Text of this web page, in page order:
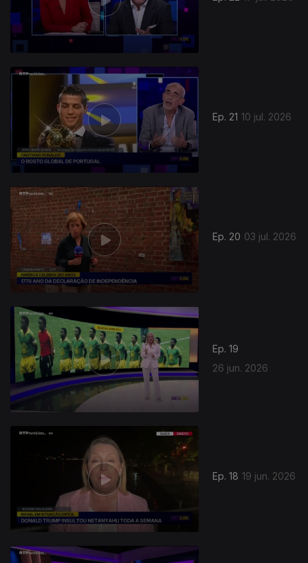
Ep. 21 10 jul. 2026
Ep. 20 03 jul. 2026
Ep. 19
26 jun. 2026
Ep. 18 19 jun. 2026